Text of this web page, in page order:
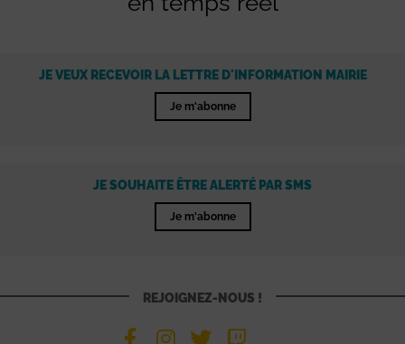
JE VEUX RECEVOIR LA LETTRE D'INFORMATION MAIRIE
Je m'abonne
JE SOUHAITE ÊTRE ALERTÉ PAR SMS
Je m'abonne
REJOIGNEZ-NOUS !